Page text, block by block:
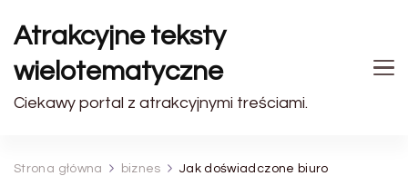
Atrakcyjne teksty
wielotematyczne
Ciekawy portal z atrakcyjnymi treściami.
Strona główna biznes
Jak doświadczone biuro